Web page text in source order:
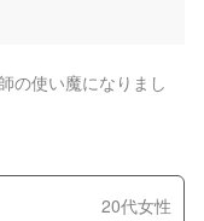
の使い魔になりまし
20代女性